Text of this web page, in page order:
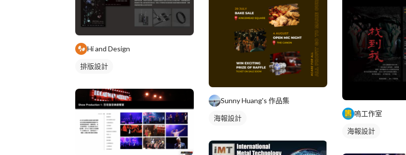
Hi and Design
排版設計
Sunny Huang's 作品集
海報設計
嗚工作室
海報設計